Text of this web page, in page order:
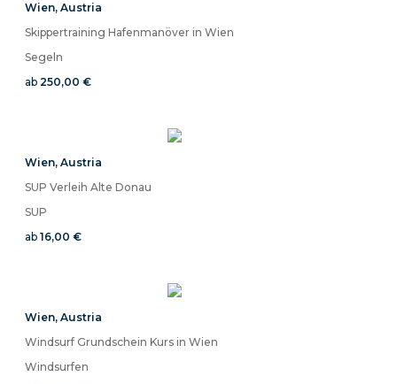
Wien, Austria
Skippertraining Hafenmanöver in Wien
Segeln
ab 250,00 €
Wien, Austria
SUP Verleih Alte Donau
SUP
ab 16,00 €
Wien, Austria
Windsurf Grundschein Kurs in Wien
Windsurfen